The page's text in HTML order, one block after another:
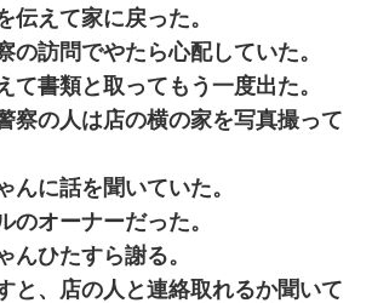
伝えて家に戻った。
の訪問でやたら心配していた。
て書類と取ってもう一度出た。
察の人は店の横の家を写真撮って
んに話を聞いていた。
のオーナーだった。
んひたすら謝る。
と、店の人と連絡取れるか聞いて